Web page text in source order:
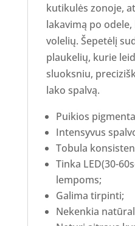
kutikulės zonoje,
lakavimą po
volelių. Šepetėlį
plaukelių, kurie
sluoksniu,
lako spalvą.
Puikios
Intensyvus
Tobula
Tinka LED(30-
lempoms;
Galima tirpinti;
Nekenkia